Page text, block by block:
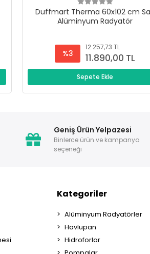
Duffmart Therma 60x102 cm
Alüminyum Radyatör
%3
12.257,73 TL
11.890,00 TL
Sepete Ekle
Geniş Ürün Yelpazesi
Binlerce ürün ve kampanya
seçeneği
Kategoriler
Alüminyum Radyatörler
Havlupan
Hidroforlar